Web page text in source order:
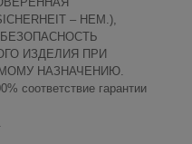
– НЕМ.),
ИЗДЕЛИЯ ПРИ
НАЗНАЧЕНИЮ.
соответствие гарантии